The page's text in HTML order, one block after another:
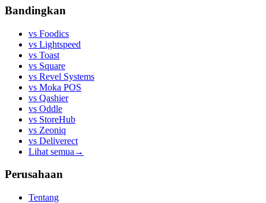
Bandingkan
vs Foodics
vs Lightspeed
vs Toast
vs Square
vs Revel Systems
vs Moka POS
vs Qashier
vs Oddle
vs StoreHub
vs Zeoniq
vs Deliverect
Lihat semua →
Perusahaan
Tentang